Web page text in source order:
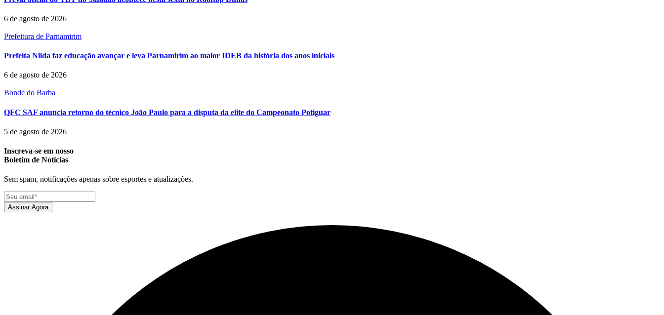
6 de agosto de 2026
Prefeitura de Parnamirim
Prefeita Nilda faz educação avançar e leva Parnamirim ao maior IDEB da história dos anos iniciais
6 de agosto de 2026
Bonde do Barba
QFC SAF anuncia retorno do técnico João Paulo para a disputa da elite do Campeonato Potiguar
5 de agosto de 2026
Inscreva-se em nosso
Boletim de Notícias
Sem spam, notificações apenas sobre esportes e atualizações.
Assinar Agora